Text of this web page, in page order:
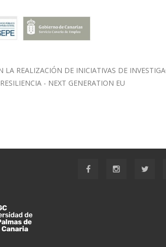
LA REALIZACIÓN DE INICIATIVAS DE
- NEXT GENERATION EU